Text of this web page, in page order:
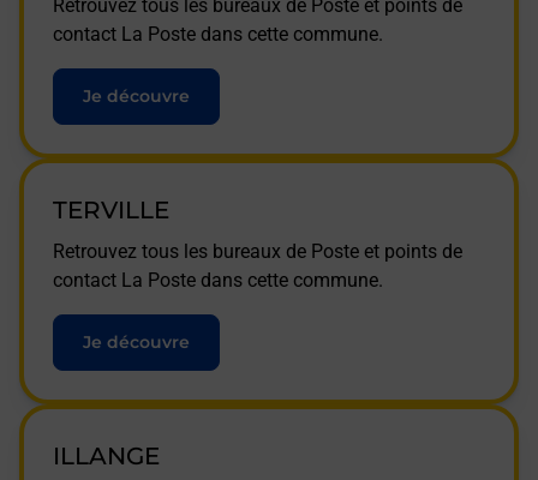
Retrouvez tous les bureaux de Poste et points de
contact La Poste dans cette commune.
Je découvre
TERVILLE
Retrouvez tous les bureaux de Poste et points de
contact La Poste dans cette commune.
Je découvre
ILLANGE